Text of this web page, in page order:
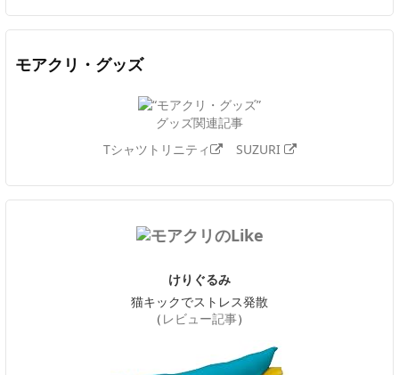
モアクリ・グッズ
グッズ関連記事
Tシャツトリニティ
SUZURI
けりぐるみ
猫キックでストレス発散
（ レビュー記事）